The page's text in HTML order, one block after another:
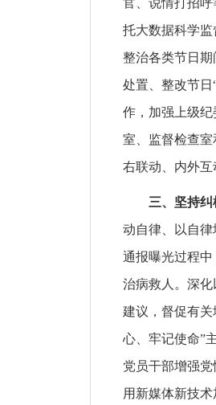
官、说情打招
托大数据科学
整治各类节日期
处置、整改节
作，加强上级
室、监督检查
右联动、内外互
三、坚持纠
动自律、以自律
通报曝光过程中
治病救人。深
建议，督促有
心、牢记使命”
党员干部增强
用新媒体新技